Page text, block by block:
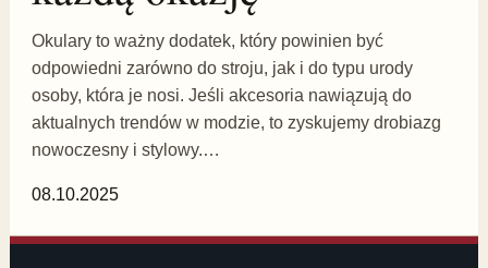
Okulary to ważny dodatek, który powinien być
odpowiedni zarówno do stroju, jak i do typu urody
osoby, która je nosi. Jeśli akcesoria nawiązują do
aktualnych trendów w modzie, to zyskujemy drobiazg
nowoczesny i stylowy.…
08.10.2025